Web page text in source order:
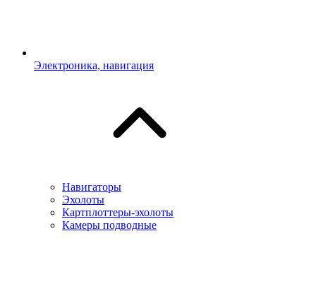
Электроника, навигация
Навигаторы
Эхолоты
Картплоттеры-эхолоты
Камеры подводные